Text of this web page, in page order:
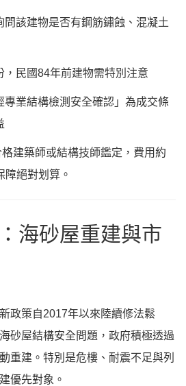
問該建物是否有鋼筋鏽蝕、混凝土
，民國84年前建物需特別注意
專業結構檢測安全確認」為成交條
建築師或結構技師鑑定，費用約
障絕對划算。
海砂屋重建與市
政策自2017年以來陸續修法鬆
砂屋結構安全問題，政府積極透過
重建。特別是危樓、耐震不足與列
優先對象。